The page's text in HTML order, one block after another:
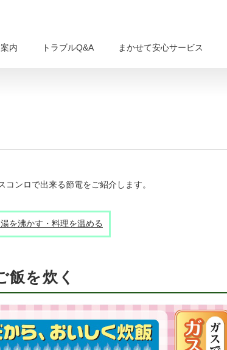
内 トラブルQ&A まかせて安心サービス
ンロで出来る節電をご紹介します。
を沸かす・料理を温める
飯を炊く